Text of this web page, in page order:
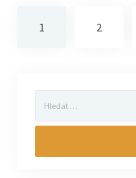
příspěvků
1 2